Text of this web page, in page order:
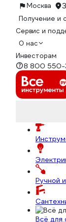
Москва
Получение и
Сервис и
О нас
Инвесторам
8 800
Ручной
Всё для